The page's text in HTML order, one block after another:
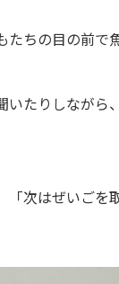
ちの目の前で
いたりしながら
「次はぜいごを